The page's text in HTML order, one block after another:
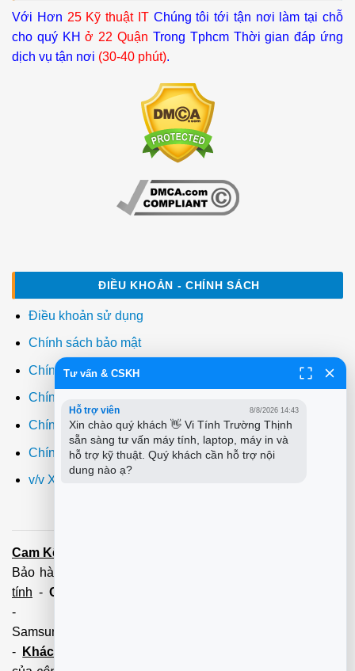
Với Hơn 25 Kỹ thuật ITChúng tôi tới tận nơi làm tại chỗ
cho quý KHở 22 Quận Trong Tphcm Thời gian đáp ứng
dịch vụ tận nơi (30-40 phút).
ĐIỀU KHOẢN - CHÍNH SÁCH
Điều khoản sử dụng
Chính sách bảo mật
Chính sách thanh toán
Chính sách giao hàng
Chính sách đổi trả
Chính sách bảo hành
v/v Xuất hóa đơn đỏ VAT
Cam Kết:
Bảo hành tận tâm - Xuất hóa đơn đỏ đầy đủ
tính - Cài Win Tận Nơi
-
Samsung,Brother,Xeroc,Panasonic): 100 - 180,000 vnđ
-
Khách hàng lưu ý:
Tư vấn & CSKH
Hỗ trợ viên 8/8/2026 14:43
Xin chào quý khách 👋 Vi Tính Trường Thịnh
sẵn sàng tư vấn máy tính, laptop, máy in và
hỗ trợ kỹ thuật. Quý khách cần hỗ trợ nội
dung nào ạ?